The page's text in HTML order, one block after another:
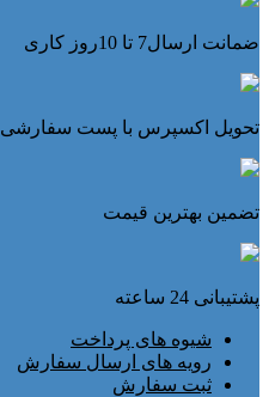
ضمانت ارسال7 تا 10روز کاری
تحویل اکسپرس با پست سفارشی
تضمین بهترین قیمت
پشتیبانی 24 ساعته
شیوه های پرداخت
رویه های ارسال سفارش
ثبت سفارش